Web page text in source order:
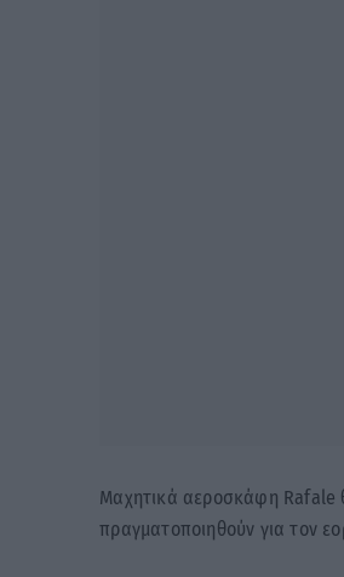
Μαχητικά αεροσκάφη Rafale
πραγματοποιηθούν για τον